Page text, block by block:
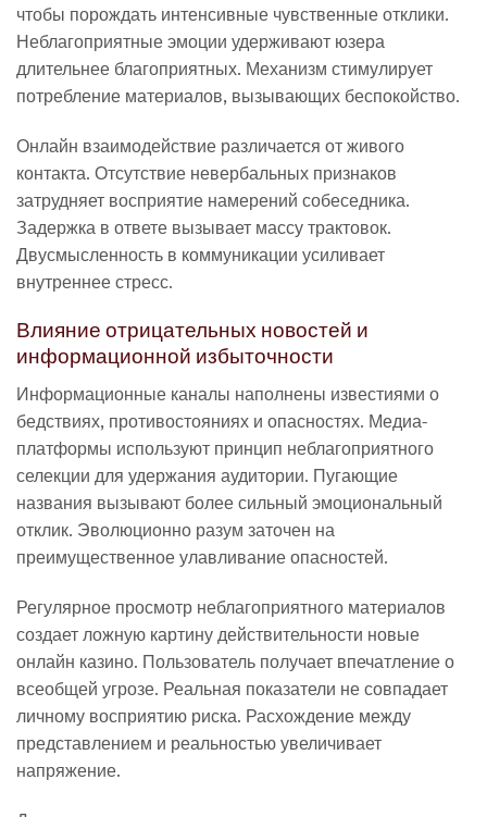
чтобы порождать интенсивные чувственные отклики.
Неблагоприятные эмоции удерживают юзера
длительнее благоприятных. Механизм стимулирует
потребление материалов, вызывающих беспокойство.
Онлайн взаимодействие различается от живого
контакта. Отсутствие невербальных признаков
затрудняет восприятие намерений собеседника.
Задержка в ответе вызывает массу трактовок.
Двусмысленность в коммуникации усиливает
внутреннее стресс.
Влияние отрицательных новостей и
информационной избыточности
Информационные каналы наполнены известиями о
бедствиях, противостояниях и опасностях. Медиа-
платформы используют принцип неблагоприятного
селекции для удержания аудитории. Пугающие
названия вызывают более сильный эмоциональный
отклик. Эволюционно разум заточен на
преимущественное улавливание опасностей.
Регулярное просмотр неблагоприятного материалов
создает ложную картину действительности новые
онлайн казино. Пользователь получает впечатление о
всеобщей угрозе. Реальная показатели не совпадает
личному восприятию риска. Расхождение между
представлением и реальностью увеличивает
напряжение.